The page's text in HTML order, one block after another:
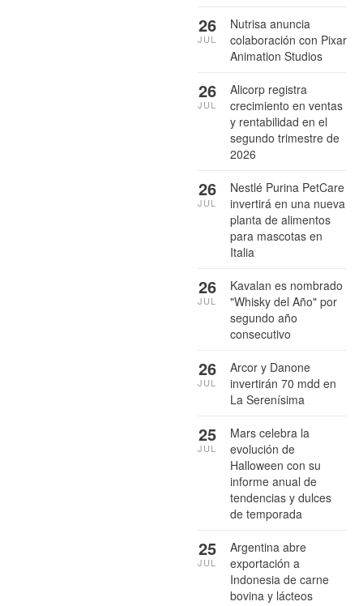
Nutrisa anuncia
colaboración con Pixar
Animation Studios
26
JUL
Alicorp registra
crecimiento en ventas
y rentabilidad en el
segundo trimestre de
2026
26
JUL
Nestlé Purina PetCare
invertirá en una nueva
planta de alimentos
para mascotas en
Italia
26
JUL
Kavalan es nombrado
"Whisky del Año" por
segundo año
consecutivo
26
JUL
Arcor y Danone
invertirán 70 mdd en
La Serenísima
26
JUL
Mars celebra la
evolución de
Halloween con su
informe anual de
tendencias y dulces
de temporada
25
JUL
Argentina abre
exportación a
Indonesia de carne
bovina y lácteos
25
JUL